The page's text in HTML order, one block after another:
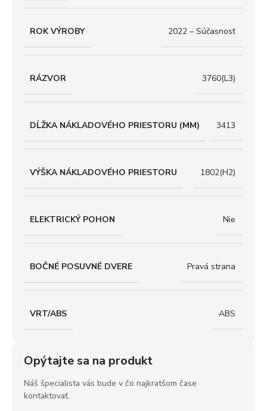
ROK VÝROBY 2022 – Súčasnosť
RÁZVOR 3760(L3)
DĹŽKA NÁKLADOVÉHO PRIESTORU (MM) 3413
VÝŠKA NÁKLADOVÉHO PRIESTORU 1802(H2)
ELEKTRICKÝ POHON Nie
BOČNÉ POSUVNÉ DVERE Pravá strana
VRT/ABS ABS
Opýtajte sa na produkt
Náš špecialista vás bude v čo najkratšom čase
kontaktovať.